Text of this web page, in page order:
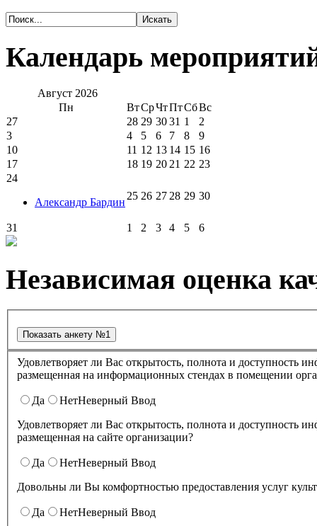
Календарь
Август 2026
Пн
ВтСрЧтПтСбВс
27
28 29 3031 1
2
3
4 5 6 7 8
9
10
11 12 13 14 15 16
17
18 19 20 21 22 23
24
Александр Бардин
25 26 27 28 29 30
31 1 2 3 4 5 6
Независимая оценка
Удовлетворяет ли Вас открытость, полнота и доступность информации о деятельности в культурно-досуговом центре "Губернский" ,
размещенная на информационных стендах в помещении
Да НетНеверный Ввод
Удовлетворяет ли Вас открытость, полнота и доступность информации о деятельности культурно-досугового центра "Губернский" ,
размещенная на сайте организации?
Да НетНеверный Ввод
Довольны ли Вы комфортностью предоставления услуг
Да НетНеверный Ввод